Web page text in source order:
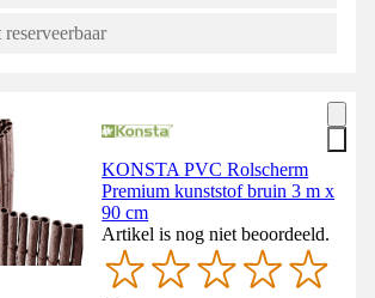
KONSTA PVC Rolscherm
Premium kunststof bruin 3 m x
90 cm
Artikel is nog niet beoordeeld.